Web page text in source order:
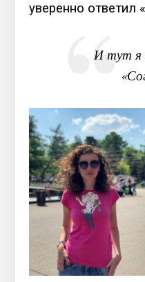
уверенно ответил
И тут я